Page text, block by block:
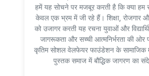
हमें यह सोचने पर मजबूर करती है कि क्या
केवल एक भ्रम में जी रहे हैं। शिक्षा, रोजगार
को उजागर करती यह रचना युवाओं और
जागरूकता और सच्ची आत्मनिर्भरता की ओर
कृतिम सोशल वेलफेयर फाउंडेशन के सामाजिक
पुस्तक समाज में बौद्धिक जागरण का